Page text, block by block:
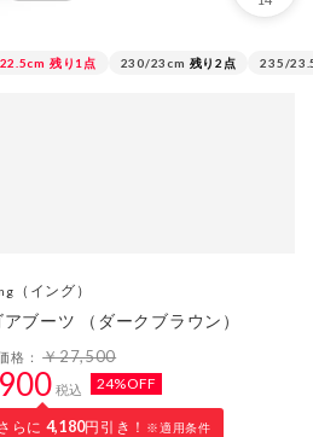
残り1点 230/23cm 残り2点 235/
（イング）
ブーツ （ダークブラウン）
格：￥27,500
税込 24%OFF
らに 4,180円引き！ ※適用条件